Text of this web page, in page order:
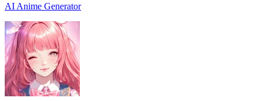
AI Anime Generator